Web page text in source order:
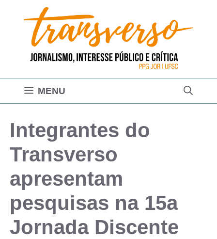
conteúdo
MENU
Integrantes do
Transverso
apresentam
pesquisas na 15a
Jornada Discente